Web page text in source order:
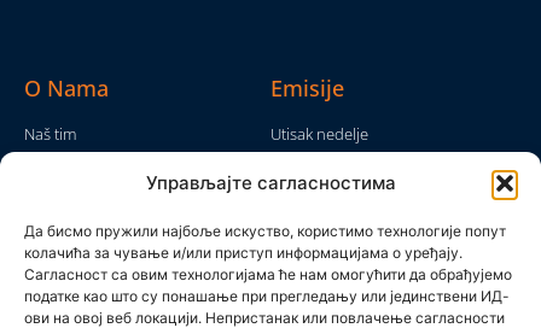
Управљајте сагласностима
Да бисмо пружили најбоље искуство, користимо технологије попут
колачића за чување и/или приступ информацијама о уређају.
Сагласност са овим технологијама ће нам омогућити да обрађујемо
податке као што су понашање при прегледању или јединствени ИД-
ови на овој веб локацији. Непристанак или повлачење сагласности
O Nama
Naš tim
Politika privatnosti
Kontakt
Emisije
Utisak nedelje
Moram da kažem
Brojke i bajke
Ostale emisije